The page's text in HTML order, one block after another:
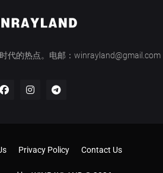
代的热点。电邮：winrayland@gmail.com
Privacy Policy Contact Us